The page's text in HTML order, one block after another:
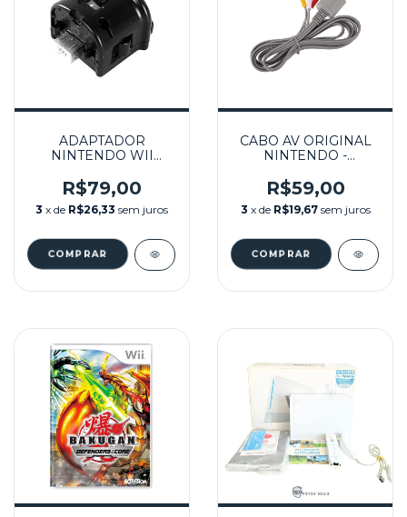
ADAPTADOR
NINTENDO WII
PRETO- NINTENDO
WII
R$79,00
3 x de R$26,33 sem juros
CABO AV ORIGINAL
NINTENDO -
R$59,00
3 x de R$19,67 sem juros